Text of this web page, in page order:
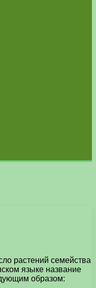
растений семейства
языке название
образом: